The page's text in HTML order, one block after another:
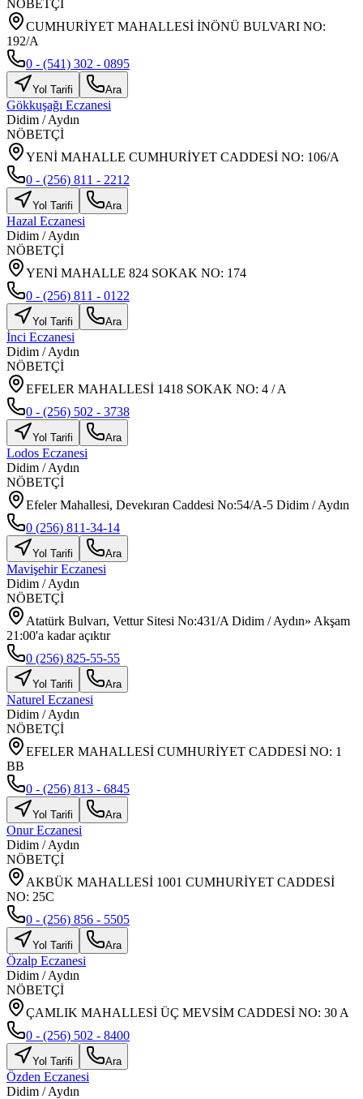
NÖBETÇİ
CUMHURİYET MAHALLESİ İNÖNÜ BULVARI NO:
192/A
0 - (541) 302 - 0895
Yol Tarifi Ara
Gökkuşağı Eczanesi
Didim /Aydın
NÖBETÇİ
YENİ MAHALLE CUMHURİYET CADDESİ NO: 106/A
0 - (256) 811 - 2212
Yol Tarifi Ara
Hazal Eczanesi
Didim /Aydın
NÖBETÇİ
YENİ MAHALLE 824 SOKAK NO: 174
0 - (256) 811 - 0122
Yol Tarifi Ara
İnci Eczanesi
Didim /Aydın
NÖBETÇİ
EFELER MAHALLESİ 1418 SOKAK NO: 4 / A
0 - (256) 502 - 3738
Yol Tarifi Ara
Lodos Eczanesi
Didim /Aydın
NÖBETÇİ
Efeler Mahallesi, Devekıran Caddesi No:54/A-5 Didim / Aydın
0 (256) 811-34-14
Yol Tarifi Ara
Mavişehir Eczanesi
Didim /Aydın
NÖBETÇİ
Atatürk Bulvarı, Vettur Sitesi No:431/A Didim / Aydın» Akşam
21:00'a kadar açıktır
0 (256) 825-55-55
Yol Tarifi Ara
Naturel Eczanesi
Didim /Aydın
NÖBETÇİ
EFELER MAHALLESİ CUMHURİYET CADDESİ NO: 1
BB
0 - (256) 813 - 6845
Yol Tarifi Ara
Onur Eczanesi
Didim /Aydın
NÖBETÇİ
AKBÜK MAHALLESİ 1001 CUMHURİYET CADDESİ
NO: 25C
0 - (256) 856 - 5505
Yol Tarifi Ara
Özalp Eczanesi
Didim /Aydın
NÖBETÇİ
ÇAMLIK MAHALLESİ ÜÇ MEVSİM CADDESİ NO: 30 A
0 - (256) 502 - 8400
Yol Tarifi Ara
Özden Eczanesi
Didim /Aydın